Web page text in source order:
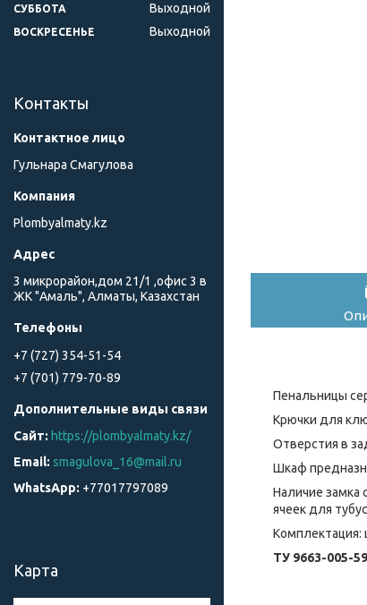
Пенальницы
Крючки для
Отверстия в
Шкаф
Наличие замка
ячеек для
Комплектация:
ТУ 9663-005-
СУББОТА Выходной
ВОСКРЕСЕНЬЕ Выходной
Контакты
Гульнара Смагулова
Plombyalmaty.kz
3 микрорайон,дом 21/1 ,офис 3 в
ЖК "Амаль", Алматы, Казахстан
+7 (727) 354-51-54
+7 (701) 779-70-89
https://plombyalmaty.kz/
smagulova_16@mail.ru
+77017797089
Карта